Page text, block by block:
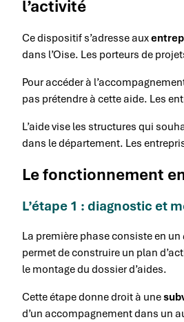
l’activité
Ce dispositif s’adresse aux
dans l’Oise. Les porteurs de
Pour accéder à
pas prétendre à cette aide. Les
L’aide vise les structures qui
dans le département. Les
Le fonctionnement
L’étape 1 : diagnostic et
La première phase consiste en un
permet de construire un plan
le montage du dossier d’aides.
Cette étape donne droit à une
d’un accompagnement dans un